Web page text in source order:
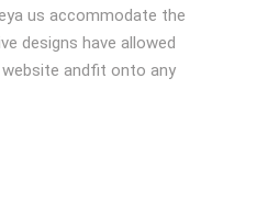
us accommodate the
designs have allowed
andfit onto any